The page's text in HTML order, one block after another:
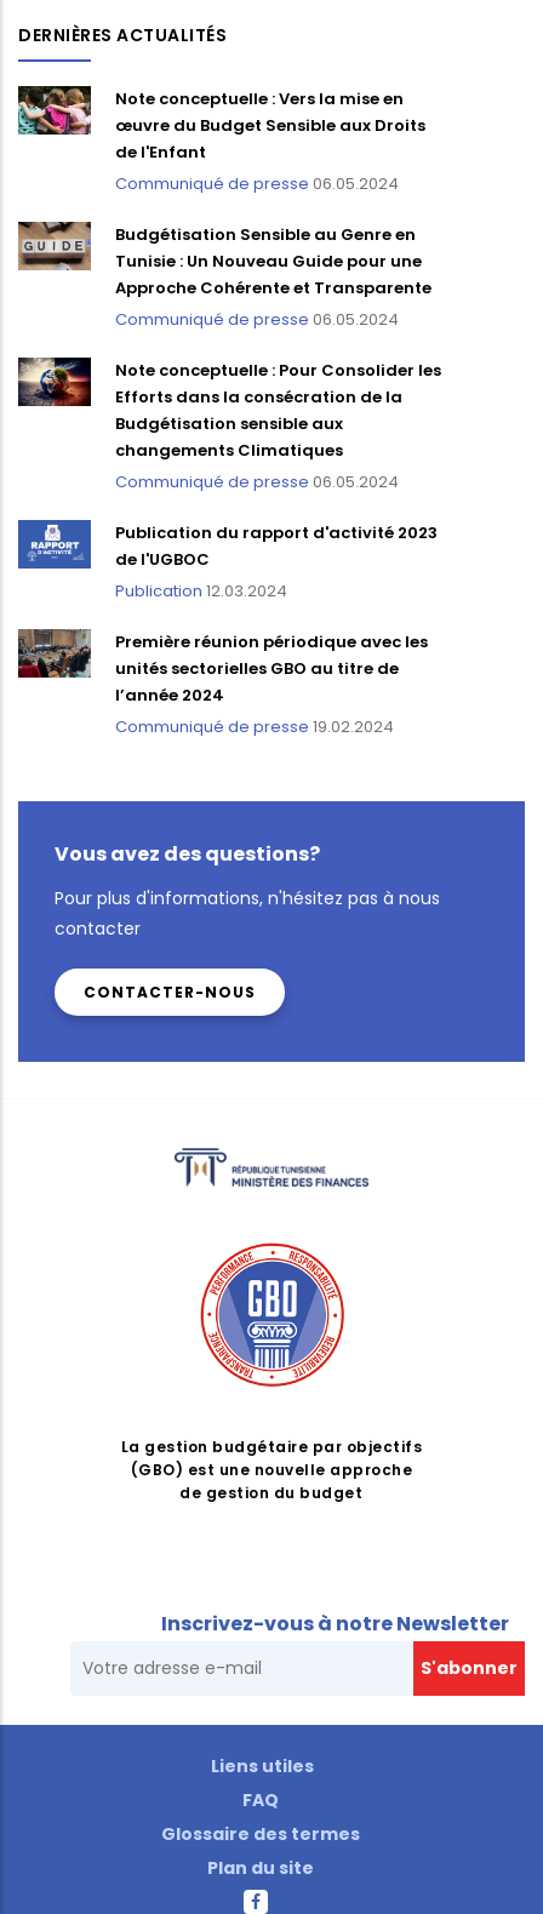
DERNIÈRES ACTUALITÉS
Note conceptuelle : Vers la mise en
œuvre du Budget Sensible aux Droits
de l'Enfant
Communiqué de presse 06.05.2024
Budgétisation Sensible au Genre en
Tunisie : Un Nouveau Guide pour une
Approche Cohérente et Transparente
Communiqué de presse 06.05.2024
Note conceptuelle : Pour Consolider les
Efforts dans la consécration de la
Budgétisation sensible aux
changements Climatiques
Communiqué de presse 06.05.2024
Publication du rapport d'activité 2023
de l'UGBOC
Publication 12.03.2024
Première réunion périodique avec les
unités sectorielles GBO au titre de
l’année 2024
Communiqué de presse 19.02.2024
Vous avez des questions?
Pour plus d'informations, n'hésitez pas à nous
contacter
CONTACTER-NOUS
La gestion budgétaire par objectifs
(GBO) est une nouvelle approche
de gestion du budget
Inscrivez-vous à notre Newsletter
Liens utiles
FAQ
Glossaire des termes
Plan du site